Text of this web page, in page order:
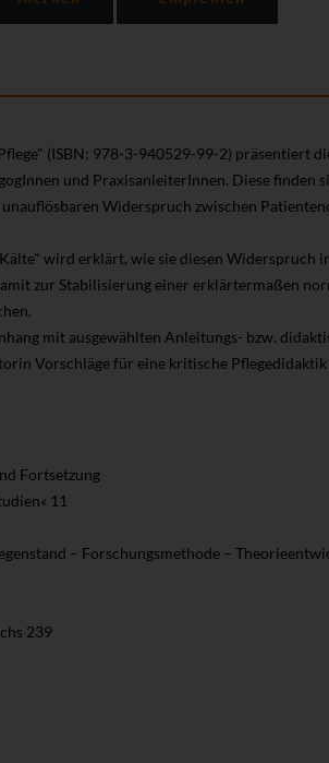
(ISBN: 978-3-940529-99-2) präsentiert
und PraxisanleiterInnen. Diese finden
Widerspruch zwischen
wird erklärt, wie sie diesen Widerspruch
zur Stabilisierung einer erklärtermaßen
mit ausgewählten Anleitungs- bzw.
Vorschläge für eine kritische Pflegedidaktik
Fortsetzung
11
– Forschungsmethode –
239